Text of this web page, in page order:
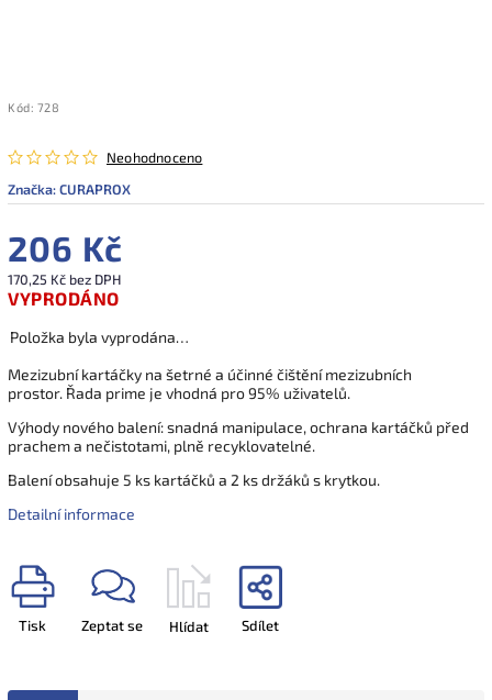
Kód: 728
Neohodnoceno
Značka:CURAPROX
206 Kč
170,25 Kč bez DPH
VYPRODÁNO
Položka byla vyprodána…
Mezizubní kartáčky na šetrné a účinné čištění mezizubních
prostor. Řada prime je vhodná pro 95% uživatelů.
Výhody nového balení: snadná manipulace, ochrana kartáčků před
prachem a nečistotami, plně recyklovatelné.
Balení obsahuje 5 ks kartáčků a 2 ks držáků s krytkou.
Detailní informace
Tisk Zeptat se Hlídat Sdílet